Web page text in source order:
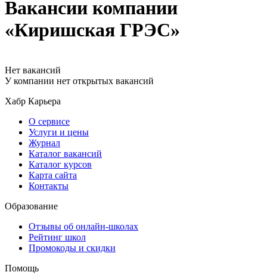
Вакансии компании
«Киришская ГРЭС»
Нет вакансий
У компании нет открытых вакансий
Хабр Карьера
О сервисе
Услуги и цены
Журнал
Каталог вакансий
Каталог курсов
Карта сайта
Контакты
Образование
Отзывы об онлайн-школах
Рейтинг школ
Промокоды и скидки
Помощь